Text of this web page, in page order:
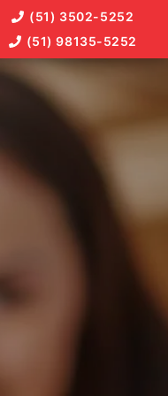
(51) 3502-5252
(51) 98135-5252